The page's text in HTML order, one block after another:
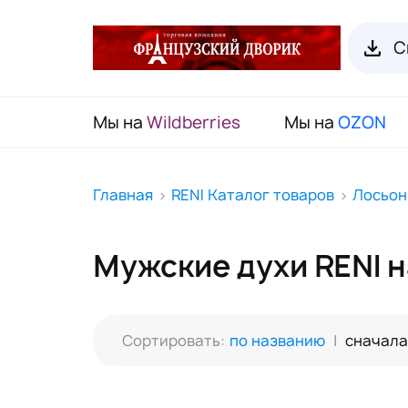
Мы на Wildberries Мы на OZON
RENI Каталог товаров
Органайзеры для пробников
(Подарочный чемодан)
Главная RENI Каталог товаров
Мужские духи RENI
Сортировать: по названию |